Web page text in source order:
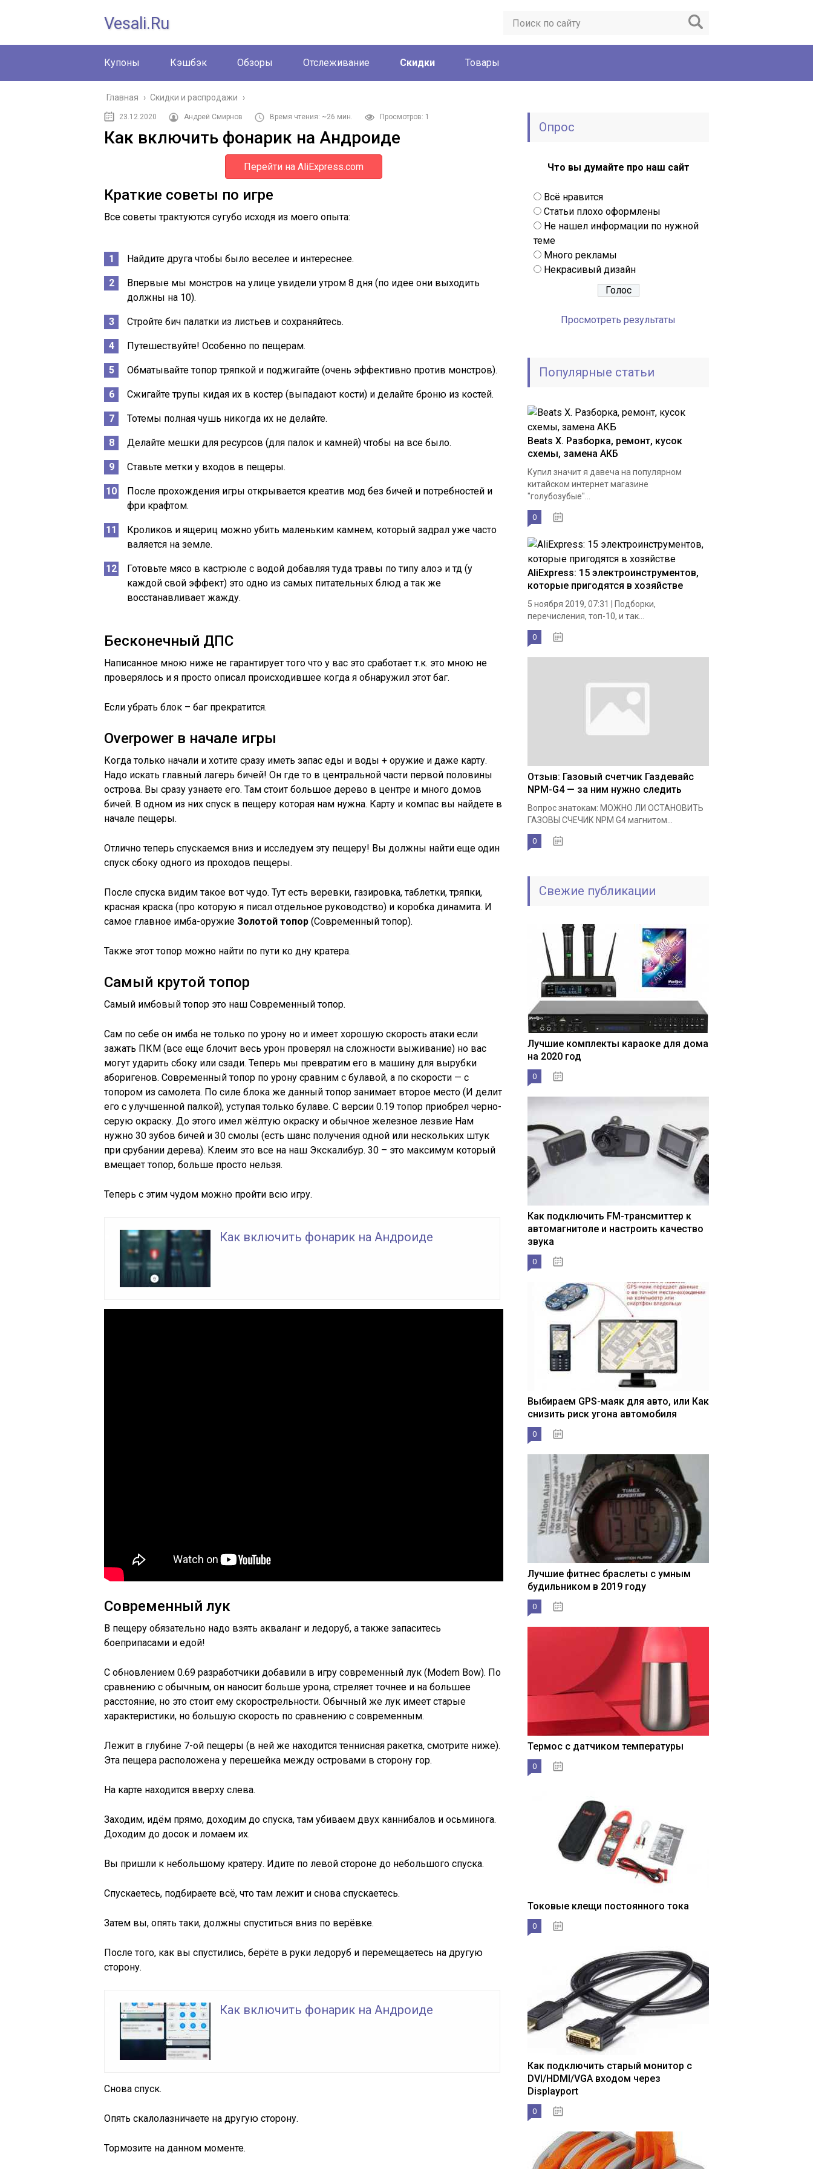
Vesali.ru
Купоны Кэшбэк Обзоры Отслеживание Скидки Товары
Главная › Скидки и распродажи ›
23.12.2020 Андрей Смирнов Время чтения: ~26 мин. Просмотров: 1
Как включить фонарик на Андроиде
Перейти на AliExpress.com
Краткие советы по игре
Все советы трактуются сугубо исходя из моего опыта:
Найдите друга чтобы было веселее и интереснее.
Впервые мы монстров на улице увидели утром 8 дня (по идее они выходить
должны на 10).
Стройте бич палатки из листьев и сохраняйтесь.
Путешествуйте! Особенно по пещерам.
Обматывайте топор тряпкой и поджигайте (очень эффективно против монстров).
Сжигайте трупы кидая их в костер (выпадают кости) и делайте броню из костей.
Тотемы полная чушь никогда их не делайте.
Делайте мешки для ресурсов (для палок и камней) чтобы на все было.
Ставьте метки у входов в пещеры.
После прохождения игры открывается креатив мод без бичей и потребностей и
фри крафтом.
Кроликов и ящериц можно убить маленьким камнем, который задрал уже часто
валяется на земле.
Готовьте мясо в кастрюле с водой добавляя туда травы по типу алоэ и тд (у
каждой свой эффект) это одно из самых питательных блюд а так же
восстанавливает жажду.
Бесконечный ДПС
Написанное мною ниже не гарантирует того что у вас это сработает т.к. это мною не
проверялось и я просто описал происходившее когда я обнаружил этот баг.
Если убрать блок – баг прекратится.
Overpower в начале игры
Когда только начали и хотите сразу иметь запас еды и воды + оружие и даже карту.
Надо искать главный лагерь бичей! Он где то в центральной части первой половины
острова. Вы сразу узнаете его. Там стоит большое дерево в центре и много домов
бичей. В одном из них спуск в пещеру которая нам нужна. Карту и компас вы найдете в
начале пещеры.
Отлично теперь спускаемся вниз и исследуем эту пещеру! Вы должны найти еще один
спуск сбоку одного из проходов пещеры.
После спуска видим такое вот чудо. Тут есть веревки, газировка, таблетки, тряпки,
красная краска (про которую я писал отдельное руководство) и коробка динамита. И
самое главное имба-оружие Золотой топор (Современный топор).
Также этот топор можно найти по пути ко дну кратера.
Самый крутой топор
Самый имбовый топор это наш Современный топор.
Сам по себе он имба не только по урону но и имеет хорошую скорость атаки если
зажать ПКМ (все еще блочит весь урон проверял на сложности выживание) но вас
могут ударить сбоку или сзади. Теперь мы превратим его в машину для вырубки
аборигенов. Современный топор по урону сравним с булавой, а по скорости — с
топором из самолета. По силе блока же данный топор занимает второе место (И делит
его с улучшенной палкой), уступая только булаве. С версии 0.19 топор приобрел черно-
серую окраску. До этого имел жёлтую окраску и обычное железное лезвие Нам
нужно 30 зубов бичей и 30 смолы (есть шанс получения одной или нескольких штук
при срубании дерева). Клеим это все на наш Экскалибур. 30 – это максимум который
вмещает топор, больше просто нельзя.
Теперь с этим чудом можно пройти всю игру.
Как включить фонарик на Андроиде
Современный лук
В пещеру обязательно надо взять акваланг и ледоруб, а также запаситесь
боеприпасами и едой!
С обновлением 0.69 разработчики добавили в игру современный лук (Modern Bow). По
сравнению с обычным, он наносит больше урона, стреляет точнее и на большее
расстояние, но это стоит ему скорострельности. Обычный же лук имеет старые
характеристики, но большую скорость по сравнению с современным.
Лежит в глубине 7-ой пещеры (в ней же находится теннисная ракетка, смотрите ниже).
Эта пещера расположена у перешейка между островами в сторону гор.
На карте находится вверху слева.
Заходим, идём прямо, доходим до спуска, там убиваем двух каннибалов и осьминога.
Доходим до досок и ломаем их.
Вы пришли к небольшому кратеру. Идите по левой стороне до небольшого спуска.
Спускаетесь, подбираете всё, что там лежит и снова спускаетесь.
Затем вы, опять таки, должны спуститься вниз по верёвке.
После того, как вы спустились, берёте в руки ледоруб и перемещаетесь на другую
сторону.
Как включить фонарик на Андроиде
Снова спуск.
Опять скалолазничаете на другую сторону.
Тормозите на данном моменте.
Опрос
Что вы думайте про наш сайт
Всё нравится
Статьи плохо оформлены
Не нашел информации по нужной
теме
Много рекламы
Некрасивый дизайн
Просмотреть результаты
Популярные статьи
Beats X. Разборка, ремонт, кусок
схемы, замена АКБ
Купил значит я давеча на популярном
китайском интернет магазине
"голубозубые"...
0
AliExpress: 15 электроинструментов,
которые пригодятся в хозяйстве
5 ноября 2019, 07:31 | Подборки,
перечисления, топ-10, и так...
0
Отзыв: Газовый счетчик Газдевайс
NPM-G4 — за ним нужно следить
Вопрос знатокам: МОЖНО ЛИ ОСТАНОВИТЬ
ГАЗОВЫ СЧЕЧИК NPM G4 магнитом...
0
Свежие публикации
Лучшие комплекты караоке для дома
на 2020 год
0
Как подключить FM-трансмиттер к
автомагнитоле и настроить качество
звука
0
Выбираем GPS-маяк для авто, или Как
снизить риск угона автомобиля
0
Лучшие фитнес браслеты с умным
будильником в 2019 году
0
Термос с датчиком температуры
0
Токовые клещи постоянного тока
0
Как подключить старый монитор с
DVI/HDMI/VGA входом через
Displayport
0